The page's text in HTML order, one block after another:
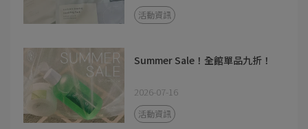
活動資訊
Summer Sale！全館單品九折！
2026-07-16
活動資訊